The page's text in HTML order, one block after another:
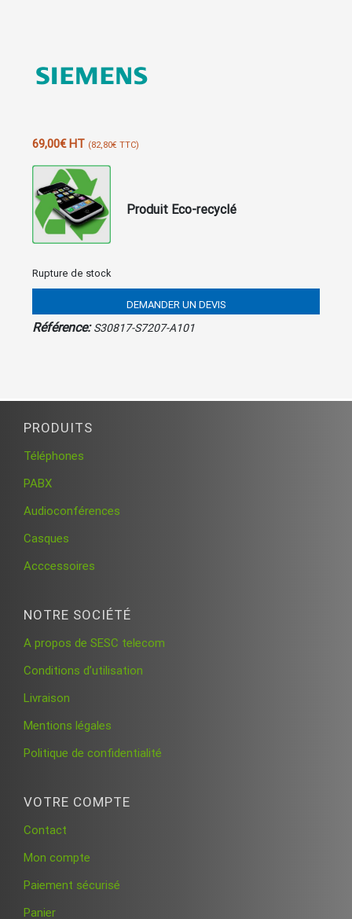
69,00€HT (82,80€ TTC)
Produit Eco-recyclé
Rupture de stock
DEMANDER UN DEVIS
Référence:S30817-S7207-A101
PRODUITS
Téléphones
PABX
Audioconférences
Casques
Acccessoires
NOTRE SOCIÉTÉ
A propos de SESC telecom
Conditions d’utilisation
Livraison
Mentions légales
Politique de confidentialité
VOTRE COMPTE
Contact
Mon compte
Paiement sécurisé
Panier